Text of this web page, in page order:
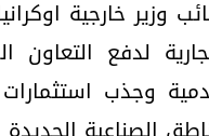
وزير خارجية
لدفع التعاون
وجذب